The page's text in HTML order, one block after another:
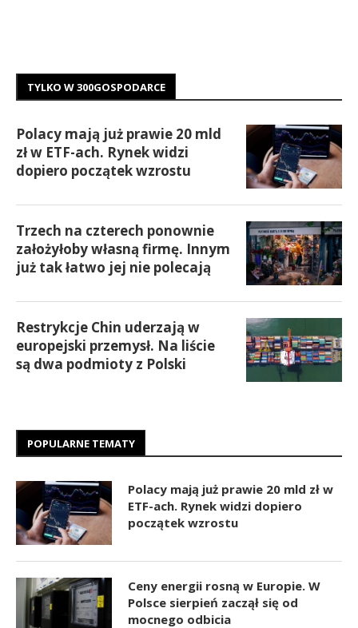
TYLKO W 300GOSPODARCE
Polacy mają już prawie 20 mld
zł w ETF-ach. Rynek widzi
dopiero początek wzrostu
Trzech na czterech ponownie
założyłoby własną firmę. Innym
już tak łatwo jej nie polecają
Restrykcje Chin uderzają w
europejski przemysł. Na liście
są dwa podmioty z Polski
POPULARNE TEMATY
Polacy mają już prawie 20 mld zł w
ETF-ach. Rynek widzi dopiero
początek wzrostu
Ceny energii rosną w Europie. W
Polsce sierpień zaczął się od
mocnego odbicia